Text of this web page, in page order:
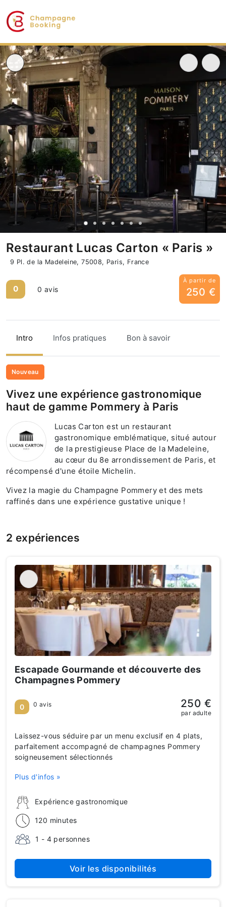
Restaurant Lucas Carton « Paris »
9 Pl. de la Madeleine, 75008, Paris, France
0 0 avis
À partir de
250 €
Intro Infos pratiques Bon à savoir
Nouveau
Vivez une expérience gastronomique
haut de gamme Pommery à Paris
Lucas Carton est un restaurant
gastronomique emblématique, situé autour
de la prestigieuse Place de la Madeleine,
au cœur du 8e arrondissement de Paris, et
récompensé d'une étoile Michelin.
Vivez la magie du Champagne Pommery et des mets
raffinés dans une expérience gustative unique !
2 expériences
Escapade Gourmande et découverte des
Champagnes Pommery
Expérience gastronomique
120 minutes
1 - 4 personnes
Laissez-vous séduire par un menu exclusif en 4 plats,
parfaitement accompagné de champagnes Pommery
soigneusement sélectionnés
Plus d'infos »
0 0 avis 250 €
par adulte
Voir les disponibilités